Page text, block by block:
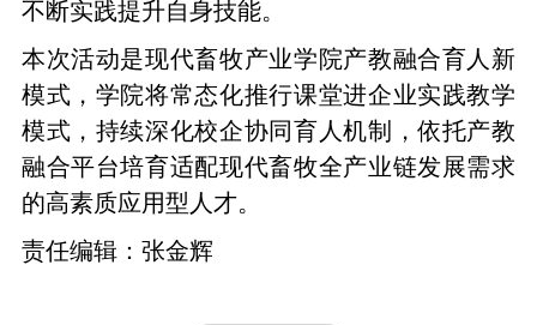
不断实践提升自身技能。
本次活动是现代畜牧产业学院产教融合育人新
模式，学院将常态化推行课堂进企业实践教学
模式，持续深化校企协同育人机制，依托产教
融合平台培育适配现代畜牧全产业链发展需求
的高素质应用型人才。
责任编辑：张金辉